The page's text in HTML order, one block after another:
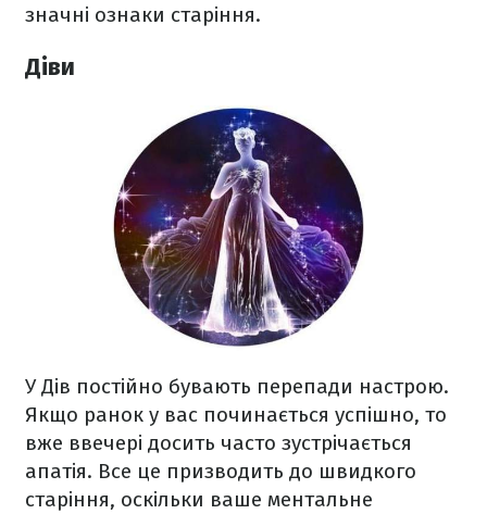
значні ознаки старіння.
Діви
У Дів постійно бувають перепади настрою.
Якщо ранок у вас починається успішно, то
вже ввечері досить часто зустрічається
апатія. Все це призводить до швидкого
старіння, оскільки ваше ментальне